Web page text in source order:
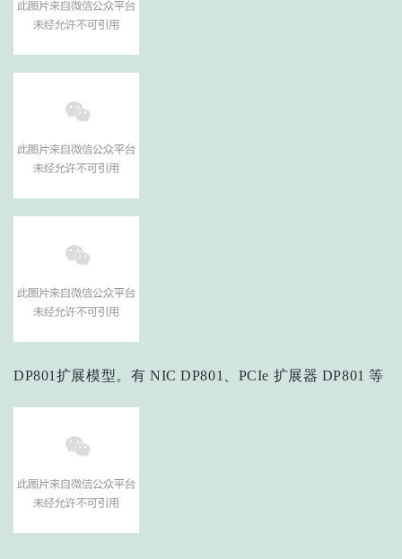
DP801扩展模型。有 NIC DP801、PCIe 扩展器 DP801 等